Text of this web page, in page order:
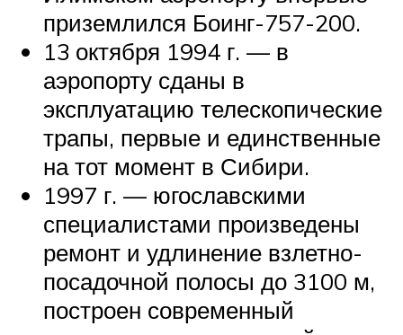
приземлился Боинг-757-200.
13 октября 1994 г. — в
аэропорту сданы в
эксплуатацию телескопические
трапы, первые и единственные
на тот момент в Сибири.
1997 г. — югославскими
специалистами произведены
ремонт и удлинение взлетно-
посадочной полосы до 3100 м,
построен современный